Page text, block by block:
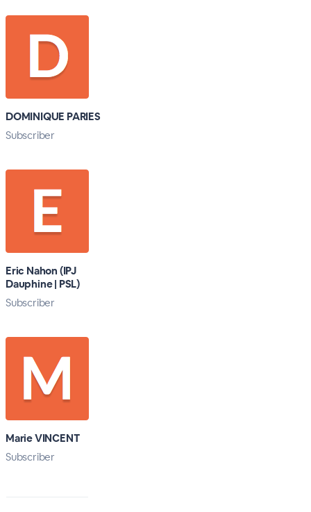
DOMINIQUE PARIES
Subscriber
Eric Nahon (IPJ
Dauphine | PSL)
Subscriber
Marie VINCENT
Subscriber